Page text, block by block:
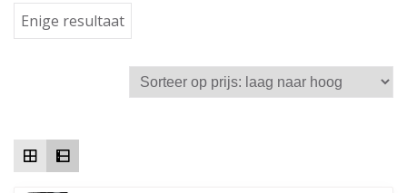
Enige resultaat